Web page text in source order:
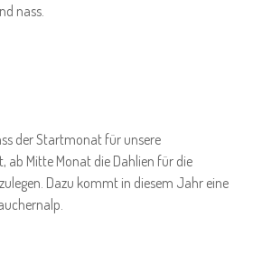
nass.
der Startmonat für unsere
ab Mitte Monat die Dahlien für die
Dazu kommt in diesem Jahr eine